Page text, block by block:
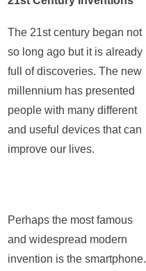
The 21st century began not
so long ago but it is already
full of discoveries. The new
millennium has presented
people with many different
and useful devices that can
improve our lives.
Perhaps the most famous
and widespread modern
invention is the smartphone.